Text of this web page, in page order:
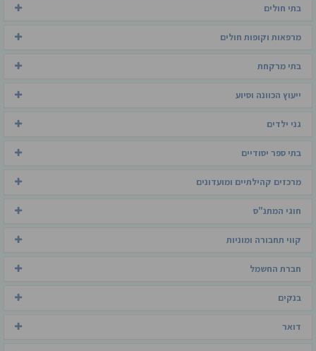
בתי חולים
מרפאות וקופות חולים
בתי מרקחת
ייעוץ הכוונה וסיוע
גני ילדים
בתי ספר יסודיים
מרכזים קהילתיים ומועדונים
חוגי המתנ"ס
קווי תחבורה ומוניות
חברת החשמל
בנקים
דואר